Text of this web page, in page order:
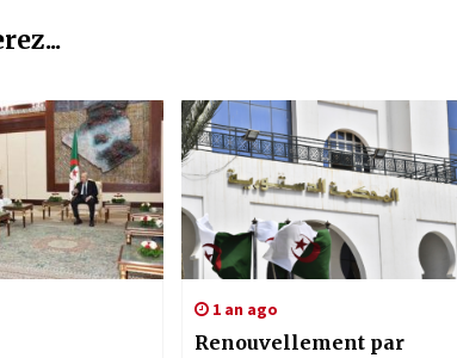
1 an ago
Renouvellement par